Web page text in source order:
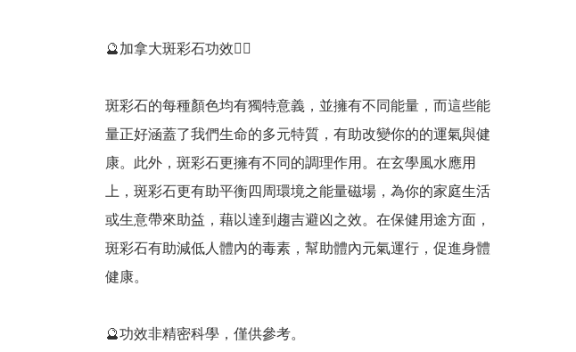
🔮加拿大斑彩石功效💁‍♀️
斑彩石的每種顏色均有獨特意義，並擁有不同能量，而這些能
量正好涵蓋了我們生命的多元特質，有助改變你的的運氣與健
康。此外，斑彩石更擁有不同的調理作用。在玄學風水應用
上，斑彩石更有助平衡四周環境之能量磁場，為你的家庭生活
或生意帶來助益，藉以達到趨吉避凶之效。在保健用途方面，
斑彩石有助減低人體內的毒素，幫助體內元氣運行，促進身體
健康。
🔮功效非精密科學，僅供參考。